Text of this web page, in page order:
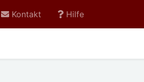
Kontakt Hilfe